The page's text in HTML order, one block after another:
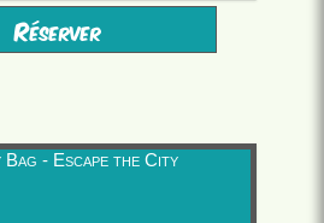
2 à 6 joueurs
€/pers.
Réserver
- Escape the City